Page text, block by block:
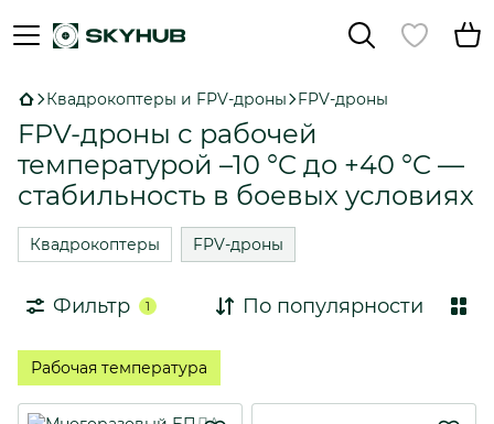
Квадрокоптеры и FPV-дроны FPV-дроны
FPV-дроны с рабочей
температурой –10 °C до +40 °C —
стабильность в боевых условиях
Квадрокоптеры FPV-дроны
Фильтр 1 По популярности
Рабочая температура